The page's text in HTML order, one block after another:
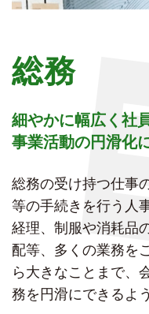
総務
細やかに幅広く社
事業活動の円滑化
総務の受け持つ仕事
等の手続きを行う人
経理、制服や消耗品
配等、多くの業務を
ら大きなことまで、
務を円滑にできるよ